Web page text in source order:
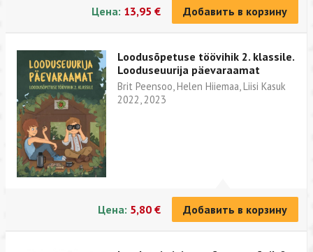
Цена: 13,95 € Добавить в корзину
Loodusõpetuse töövihik 2. klassile.
Looduseuurija päevaraamat
Brit Peensoo, Helen Hiiemaa, Liisi Kasuk
2022, 2023
Цена: 5,80 € Добавить в корзину